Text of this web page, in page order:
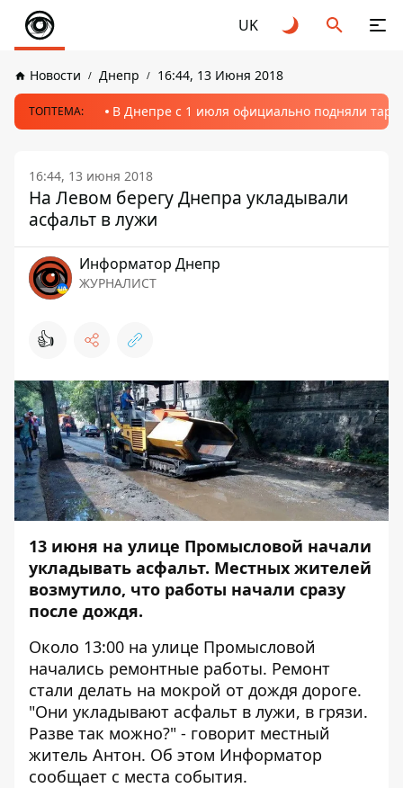
UK
Новости Днепр 16:44, 13 Июня 2018
ТОПТЕМА: В Днепре с 1 июля официально подняли
16:44, 13 июня 2018
На Левом берегу Днепра укладывали
асфальт в лужи
Информатор Днепр
ЖУРНАЛИСТ
👍
13 июня на улице Промысловой начали
укладывать асфальт. Местных жителей
возмутило, что работы начали сразу
после дождя.
Около 13:00 на улице Промысловой
начались ремонтные работы. Ремонт
стали делать на мокрой от дождя дороге.
"Они укладывают асфальт в лужи, в грязи.
Разве так можно?" - говорит местный
житель Антон. Об этом Информатор
сообщает с места события.